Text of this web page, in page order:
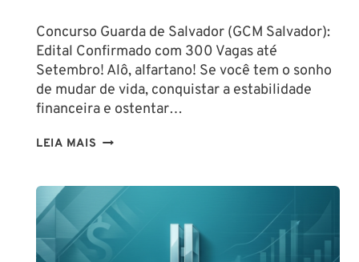
Concurso Guarda de Salvador (GCM Salvador):
Edital Confirmado com 300 Vagas até
Setembro! Alô, alfartano! Se você tem o sonho
de mudar de vida, conquistar a estabilidade
financeira e ostentar…
LEIA MAIS CONCURSO
SALVADOR
(GCM
SALVADOR):